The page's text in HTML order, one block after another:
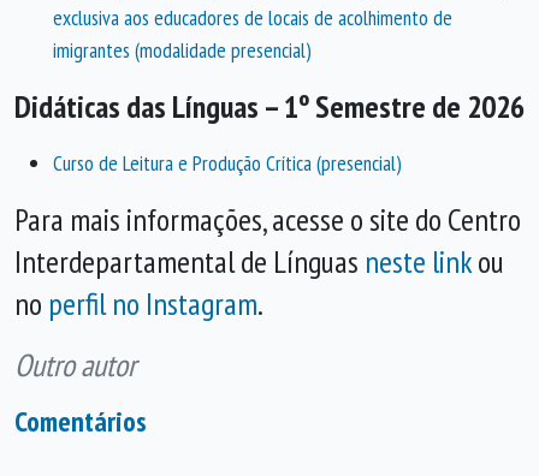
exclusiva aos educadores de locais de acolhimento de
imigrantes (modalidade presencial)
Didáticas das Línguas – 1º Semestre de 2026
Curso de Leitura e Produção Crítica (presencial)
Para mais informações, acesse o site do Centro
Interdepartamental de Línguas neste linkou
no perfil no Instagram.
Outro autor
Comentários